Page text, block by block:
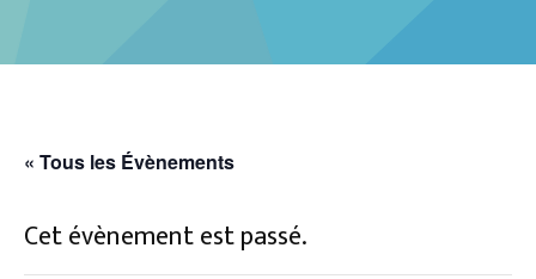
« Tous les Évènements
Cet évènement est passé.